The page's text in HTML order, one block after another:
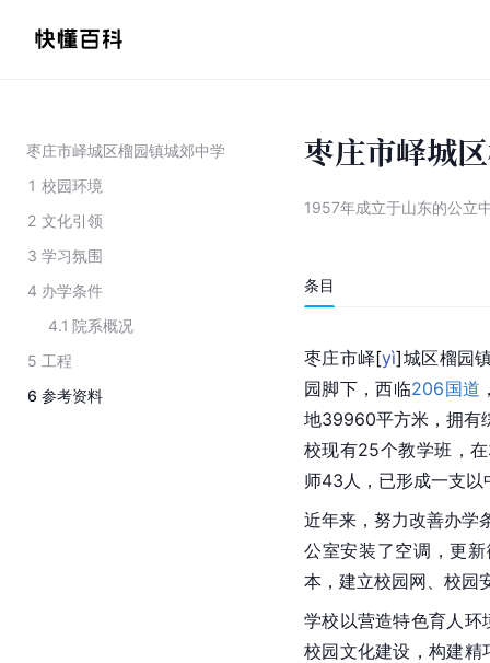
枣庄市峄城区榴园镇城郊中学
1 校园环境
2 文化引领
3 学习氛围
4 办学条件
4.1 院系概况
5 工程
6 参考资料
枣庄市峄城
1957年成立于山东的公立
条目
枣庄市峄[yì]城区榴园
园脚下，西临206国道
地39960平方米，拥有
校现有25个教学班，
师43人，已形成一支
近年来，努力改善办学
公室安装了空调，更
本，建立校园网、校园
学校以营造特色育人环
校园文化建设，构建精